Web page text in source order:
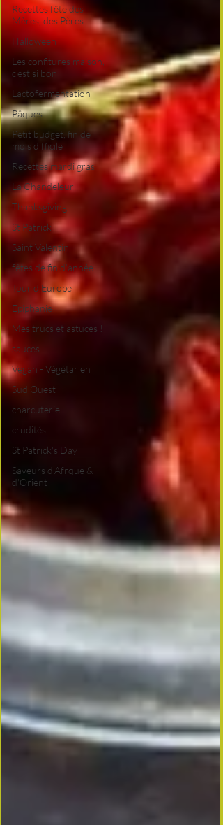
Recettes fête des
Mères, des Pères
Halloween
Les confitures maison,
c'est si bon
Lactofermentation
Pâques
Petit budget, fin de
mois difficile
Recettes mardi gras
La Chandeleur
Thanksgiving
St Patrick
Saint Valentin
fêtes de fin d'année
Tour d'Europe
Epiphanie
Mes trucs et astuces !
sauces
Vegan - Végétarien
Sud Ouest
charcuterie
crudités
St Patrick's Day
Saveurs d'Afrque &
d'Orient